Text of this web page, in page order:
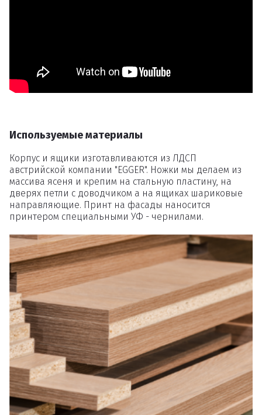
Используемые материалы
Корпус и ящики изготавливаются из ЛДСП
австрийской компании "EGGER". Ножки мы делаем из
массива ясеня и крепим на стальную пластину, на
дверях петли с доводчиком а на ящиках шариковые
направляющие. Принт на фасады наносится
принтером специальными УФ - чернилами.
Удалить